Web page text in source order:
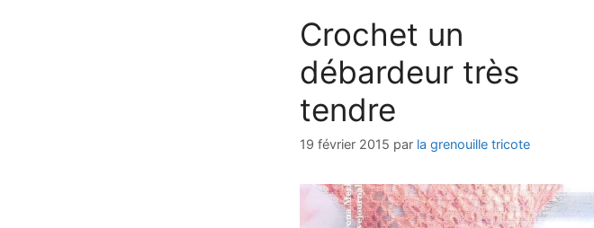
Crochet un
débardeur très
tendre
19 février 2015 par la grenouille tricote